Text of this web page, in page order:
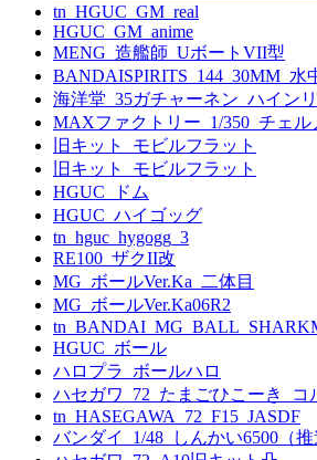
tn_HGUC_GM_real
HGUC_GM_anime
MENG_造艦師_UボートVII型
BANDAISPIRITS_144_30MM_水
海洋堂_35ガチャーネン_ハイン
MAXファクトリー_1/350_チェル
旧キット_モビルフラット
旧キット_モビルフラット
HGUC_ドム
HGUC_ハイゴッグ
tn_hguc_hygogg_3
RE100_ザクII改
MG_ボールVer.Ka_二体目
MG_ボールVer.Ka06R2
HGUC_ボール
ハロプラ_ボールハロ
ハセガワ_72_たまごひこーき_コ
tn_HASEGAWA_72_F15_JASDF
バンダイ_1/48_しんかい6500（推